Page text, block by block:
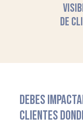
DE
DEBES
CLIENTES